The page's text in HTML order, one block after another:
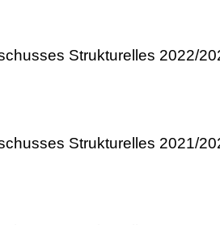
Strukturelles 2022/
Strukturelles 2021/